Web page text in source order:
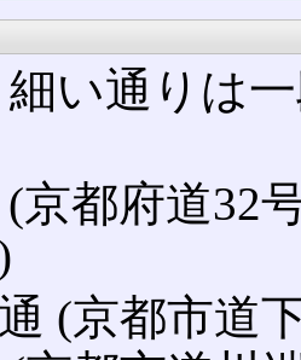
い通りは
京都府道32
(京都市道